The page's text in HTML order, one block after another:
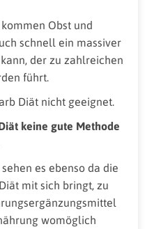
Obst und
schnell ein massiver
der zu zahlreichen
führt.
Diät nicht geeignet.
keine gute Methode
es ebenso da die
mit sich bringt, zu
womöglich